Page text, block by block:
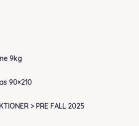
9kg
90×210
> PRE FALL 2025